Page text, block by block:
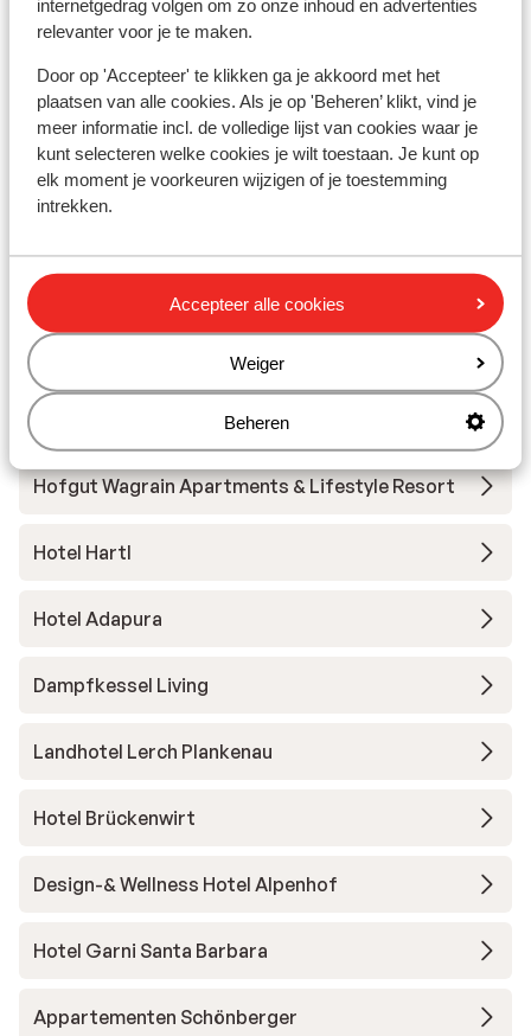
internetgedrag volgen om zo onze inhoud en advertenties
relevanter voor je te maken.
Door op 'Accepteer' te klikken ga je akkoord met het
plaatsen van alle cookies. Als je op 'Beheren’ klikt, vind je
meer informatie incl. de volledige lijst van cookies waar je
kunt selecteren welke cookies je wilt toestaan. Je kunt op
elk moment je voorkeuren wijzigen of je toestemming
intrekken.
Accepteer alle cookies
Weiger
Beheren
Skimateriaal
Andere accommodaties in Salzburger
Sportwelt - Ski Amadé
Hotel Dachstein
Sporthotel Wagrain
Appartementen Pension Arlerschmied
Hofgut Wagrain Apartments & Lifestyle Resort
Hotel Hartl
Hotel Adapura
Dampfkessel Living
Landhotel Lerch Plankenau
Hotel Brückenwirt
Design-& Wellness Hotel Alpenhof
Hotel Garni Santa Barbara
Appartementen Schönberger